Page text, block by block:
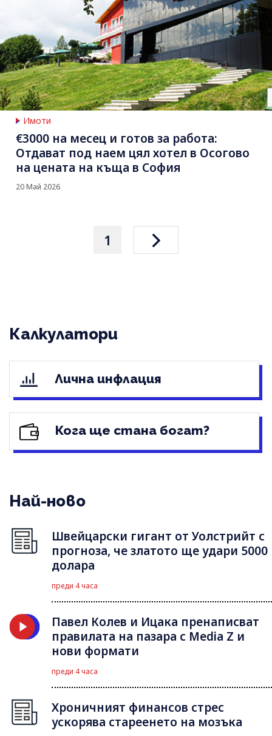
Имоти
€3000 на месец и готов за работа:
Отдават под наем цял хотел в Осогово
на цената на къща в София
20 Май 2026
1
Калкулатори
Лична инфлация
Кога ще стана богат?
Най-ново
Швейцарски гигант от Уолстрийт с
прогноза, че златото ще удари 5000
долара
преди 4 часа
Павел Колев и Ицака пренаписват
правилата на пазара с Media Z и
нови формати
преди 4 часа
Хроничният финансов стрес
ускорява стареенето на мозъка